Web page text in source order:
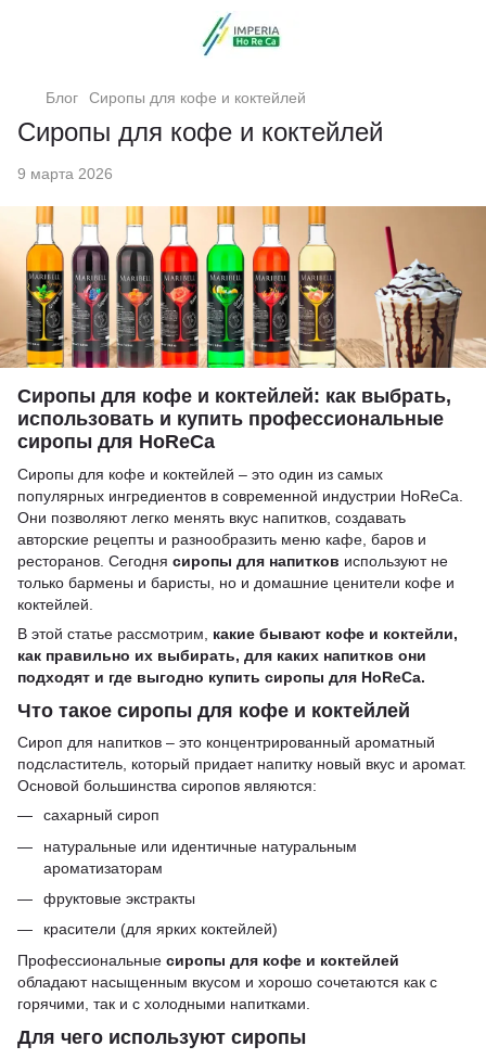
Блог Сиропы для кофе и коктейлей
Сиропы для кофе и коктейлей
9 марта 2026
Сиропы для кофе и коктейлей: как выбрать,
использовать и купить профессиональные
сиропы для HoReCa
Сиропы для кофе и коктейлей – это один из самых
популярных ингредиентов в современной индустрии HoReCa.
Они позволяют легко менять вкус напитков, создавать
авторские рецепты и разнообразить меню кафе, баров и
ресторанов. Сегодня сиропы для напитков используют не
только бармены и баристы, но и домашние ценители кофе и
коктейлей.
В этой статье рассмотрим, какие бывают кофе и коктейли,
как правильно их выбирать, для каких напитков они
подходят и где выгодно купить сиропы для HoReCa.
Что такое сиропы для кофе и коктейлей
Сироп для напитков – это концентрированный ароматный
подсластитель, который придает напитку новый вкус и аромат.
Основой большинства сиропов являются:
сахарный сироп
натуральные или идентичные натуральным
ароматизаторам
фруктовые экстракты
красители (для ярких коктейлей)
Профессиональные сиропы для кофе и коктейлей
обладают насыщенным вкусом и хорошо сочетаются как с
горячими, так и с холодными напитками.
Для чего используют сиропы